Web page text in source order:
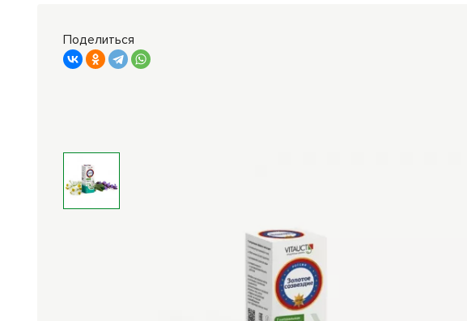
Поделиться